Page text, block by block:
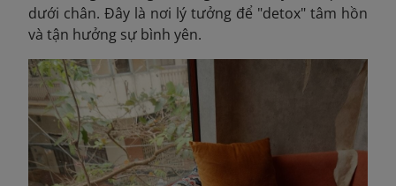
dưới chân. Đây là nơi lý tưởng để "detox" tâm hồn
và tận hưởng sự bình yên.